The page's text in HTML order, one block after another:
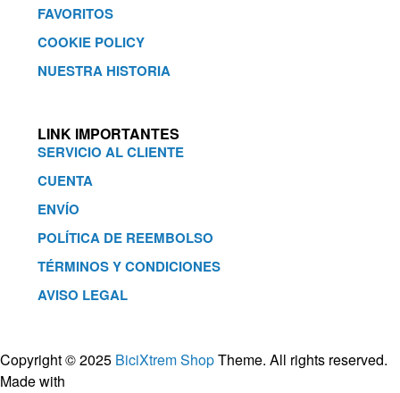
FAVORITOS
COOKIE POLICY
NUESTRA HISTORIA
LINK IMPORTANTES
SERVICIO AL CLIENTE
CUENTA
ENVÍO
POLÍTICA DE REEMBOLSO
TÉRMINOS Y CONDICIONES
AVISO LEGAL
Copyright © 2025 BiciXtrem ShopTheme. All rights reserved.
Made with